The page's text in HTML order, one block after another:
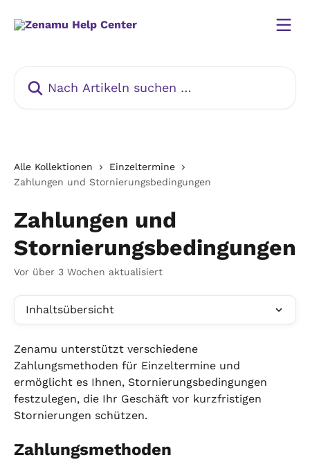
Alle Kollektionen
Einzeltermine
Zahlungen und Stornierungsbedingungen
Zahlungen und
Stornierungsbedingungen
Vor über 3 Wochen aktualisiert
Inhaltsübersicht
Zenamu unterstützt verschiedene
Zahlungsmethoden für Einzeltermine und
ermöglicht es Ihnen, Stornierungsbedingungen
festzulegen, die Ihr Geschäft vor kurzfristigen
Stornierungen schützen.
Zahlungsmethoden